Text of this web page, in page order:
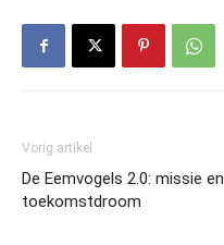
Vorig artikel
De Eemvogels 2.0: missie en
toekomstdroom